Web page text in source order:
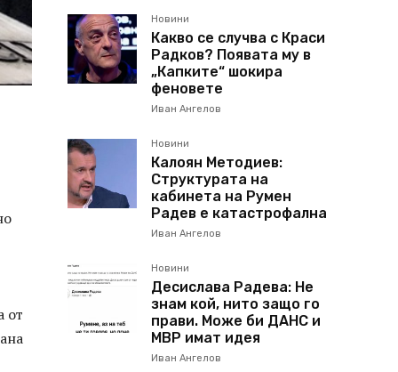
от
Новини
Какво се случва с Краси
Радков? Появата му в
„Капките“ шокира
феновете
Иван Ангелов
Новини
Калоян Методиев:
Структурата на
кабинета на Румен
Радев е катастрофална
Иван Ангелов
Новини
Десислава Радева: Не
знам кой, нито защо го
прави. Може би ДАНС и
МВР имат идея
Иван Ангелов